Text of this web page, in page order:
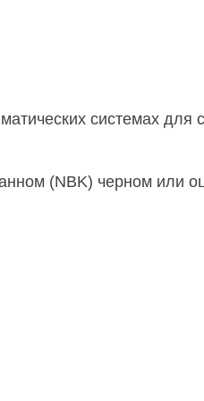
системах для
(NBK) черном или